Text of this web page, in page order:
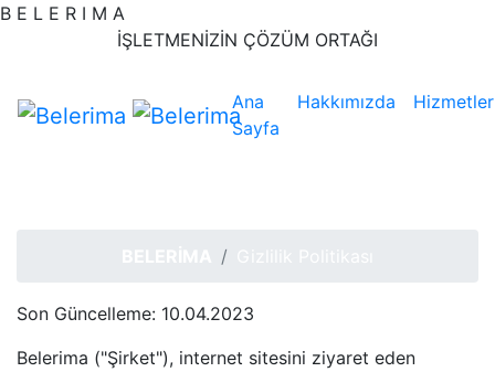
B E L E R I M A
IŞLETMENIZIN ÇÖZÜM ORTAĞI
Ana
Sayfa
Hakkımızda Hizmetler
Son Güncelleme: 10.04.2023
Belerima ("Şirket"), internet sitesini ziyaret eden